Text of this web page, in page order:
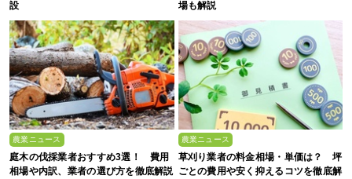
設
場も解説
農業ニュース
庭木の伐採業者おすすめ3選！ 費用
相場や内訳、業者の選び方を徹底解説
農業ニュース
草刈り業者の料金相場・単価は？ 坪
ごとの費用や安く抑えるコツを徹底解